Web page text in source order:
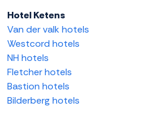
Hotel Ketens
Van der valk hotels
Westcord hotels
NH hotels
Fletcher hotels
Bastion hotels
Bilderberg hotels